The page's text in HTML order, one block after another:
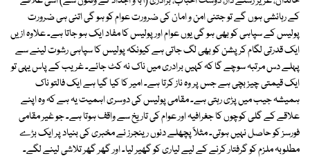
کے رہائشی ہوں گے تو جتنی امن و امان کی ضرورت عوام کو ہو گی اتنی ہی ضرورت
پولیس کے سپاہی کو بھی ہو گی یوں عوام اور پولیس کا مفاد ایک ہو جاتا ہے۔ علاوہ ازیں
ایک قدرتی لگام کرپشن کو بھی لگ جاتی ہے کیونکہ پولیس کا سپاہی رشوت لینے سے
پہلے دس مرتبہ سوچے گا کہ کہیں برادری میں ناک نہ کٹ جائے۔ غریب کے پاس یہی تو
ایک قیمتی چیز بچی ہے جس پر وہ ناز کرتا ہے۔ امیر کا کیا گیا ہے ایک فالتو ناک
ہمیشہ جیب میں پڑی رہتی ہے۔ مقامی پولیس کی دوسری اہمیت یہ ہے کہ وہ اپنے
علاقے کے گلی کوچوں کا جغرافیہ اور عوام کی تاریخ سے واقف ہوتا ہے۔ جو غیر مقامی
فورسز کو حاصل نہیں ہوتی۔ مثلاً پچھلے دنوں رینجرز نے مخبری کی بنیاد پر ایک بڑے
مطلوبہ ملزم کو گرفتار کرنے کے لیے لیاری کو گھیر لیا۔ اور گھر گھر تلاشی لینے لگے۔